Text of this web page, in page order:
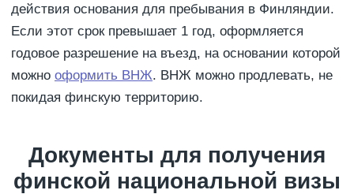
действия основания для пребывания в Финляндии.
Если этот срок превышает 1 год, оформляется
годовое разрешение на въезд, на основании которой
можно оформить ВНЖ. ВНЖ можно продлевать, не
покидая финскую территорию.
Документы для получения
финской национальной визы